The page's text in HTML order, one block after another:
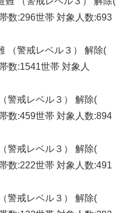
数:296世帯 対象人数:693
（警戒レベル３） 解除(
数:1541世帯 対象人
警戒レベル３） 解除(
数:459世帯 対象人数:894
警戒レベル３） 解除(
数:222世帯 対象人数:491
警戒レベル３） 解除(